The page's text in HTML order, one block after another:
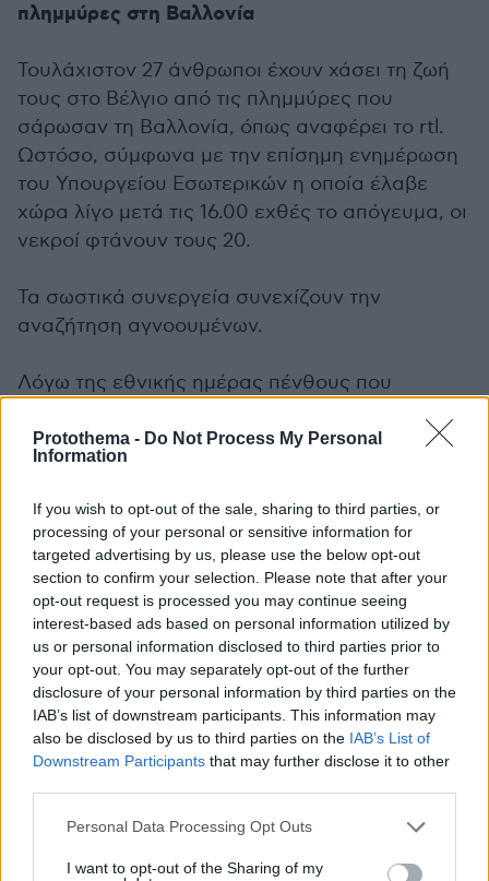
Protothema - Do Not Process My Personal
Information
If you wish to opt-out of the sale, sharing to third parties, or
processing of your personal or sensitive information for
targeted advertising by us, please use the below opt-out
section to confirm your selection. Please note that after your
opt-out request is processed you may continue seeing
interest-based ads based on personal information utilized by
us or personal information disclosed to third parties prior to
your opt-out. You may separately opt-out of the further
disclosure of your personal information by third parties on the
IAB’s list of downstream participants. This information may
also be disclosed by us to third parties on the IAB’s List of
Downstream Participants that may further disclose it to other
Please note that this website/app uses one or more Google
not limited to your visit or usage behaviour. You may click to
Personal Data Processing Opt Outs
I want to opt-out of the Sharing of my
πλημμύρες στη Βαλλονία
Τουλάχιστον 27 άνθρωποι έχουν χάσει τη ζωή
τους στο Βέλγιο από τις πλημμύρες που
σάρωσαν τη Βαλλονία, όπως αναφέρει το rtl.
Ωστόσο, σύμφωνα με την επίσημη ενημέρωση
του Υπουργείου Εσωτερικών η οποία έλαβε
χώρα λίγο μετά τις 16.00 εχθές το απόγευμα, οι
νεκροί φτάνουν τους 20.
Τα σωστικά συνεργεία συνεχίζουν την
αναζήτηση αγνοουμένων.
Λόγω της εθνικής ημέρας πένθους που
της χώρας, Αλεξάντερ Ντε Κρόο, η πόλη του
Ναμούρ αποφάσισε να ακυρώσει τη γιορτή με
τις 20 Ιουλίου για την εθνική γιορτή της 21ης
Ιουλίου.
Στην πρωτεύουσα της Βαλλονίας, οι σημαίες
θα κυματίζουν μεσίστιες. Ο Δήμος των
Βρυξελλών έχει ανακοινώσει ότι θα ακυρώσει
τις εκδηλώσεις που είχαν προγραμματιστεί για
την εθνική γιορτή του Βελγίου.
Σε κατάσταση υψηλής επιφυλακής παρέμεναν
σήμερα οι υπηρεσίες εκτάκτων αναγκών στην